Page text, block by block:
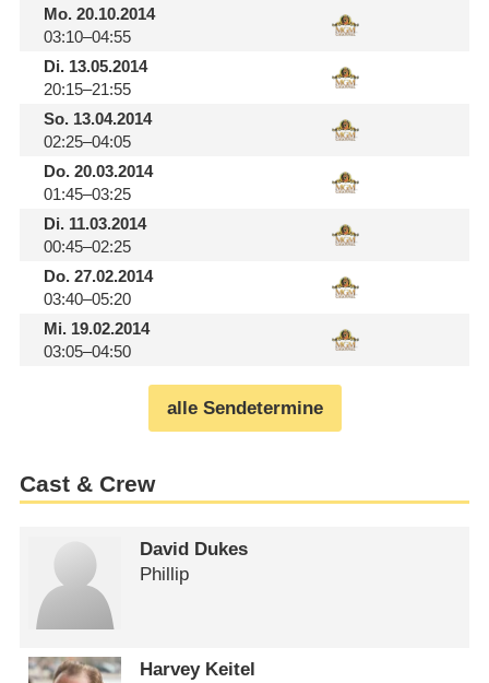
Mo.20.10.2014
03:10–04:55
Di.13.05.2014
20:15–21:55
So.13.04.2014
02:25–04:05
Do.20.03.2014
01:45–03:25
Di.11.03.2014
00:45–02:25
Do.27.02.2014
03:40–05:20
Mi.19.02.2014
03:05–04:50
alle Sendetermine
Cast & Crew
David Dukes
Phillip
Harvey Keitel